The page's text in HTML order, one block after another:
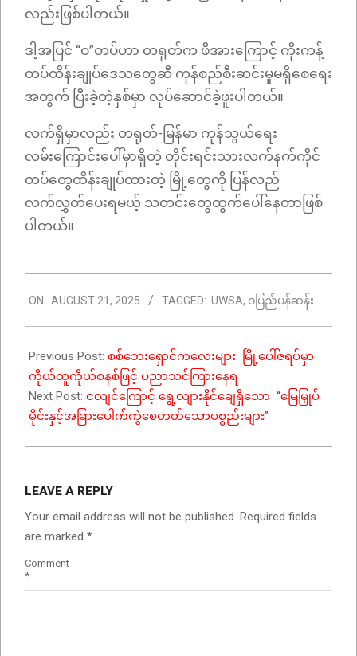
လည်းဖြစ်ပါတယ်။
ဒါ့အပြင် “ဝ”​တပ်ဟာ တရုတ်က ဖိအားကြောင့် ကိုးကန့်
တပ်ထိန်းချုပ်ဒေသတွေဆီ ကုန်စည်စီးဆင်းမှုမရှိစေရေး
အတွက် ပြီးခဲ့တဲ့နှစ်မှာ လုပ်ဆောင်ခဲ့ဖူးပါတယ်။
လက်ရှိမှာလည်း တရုတ်-မြန်မာ ကုန်သွယ်ရေး
လမ်းကြောင်းပေါ်မှာရှိတဲ့ တိုင်းရင်းသားလက်နက်ကိုင်
တပ်တွေထိန်းချုပ်ထားတဲ့ မြို့တွေကို ပြန်လည်
လက်လွှတ်ပေးရမယ့် သတင်းတွေထွက်ပေါ်နေတာဖြစ်
ပါတယ်။
08-
21
ON: AUGUST 21, 2025 TAGGED: UWSA, ဝပြည်ပန်ဆန်း
Previous Post: စစ်ဘေးရှောင်ကလေးများ မြို့ပေါ်ဇရပ်မှာ
ကိုယ်ထူကိုယ်စနစ်ဖြင့် ပညာသင်ကြားနေရ
Next Post: ငလျင်ကြောင့် ရွေ့လျားနိုင်ချေရှိသော “မြေမြှုပ်
မိုင်းနှင့်အခြားပေါက်ကွဲစေတတ်သောပစ္စည်းများ”
LEAVE A REPLY
Your email address will not be published. Required fields
are marked *
Comment
*